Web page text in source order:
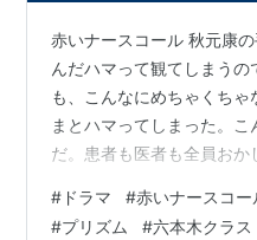
赤いナースコール 秋元康
んだハマって観てしまう
も、こんなにめちゃくち
まとハマってしまった。
だ。患者も医者も全員おか
中盤の話で、「今回は過激
# ドラマ #赤いナースコー
#プリズム #六本木クラス